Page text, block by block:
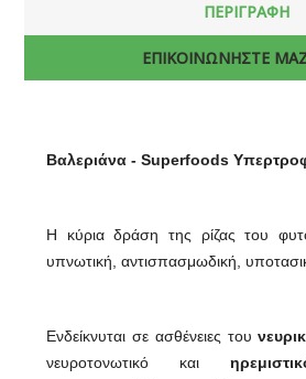
ΠΕΡΙΓΡΑΦΗ
ΕΠΙΚΟΙΝΩΝΗΣΤΕ
Βαλεριάνα - Superfoods
Η κύρια δράση της ρίζας του
υπνωτική, αντισπασμωδική,
Ενδείκνυται σε ασθένειες του
νευροτονωτικό και